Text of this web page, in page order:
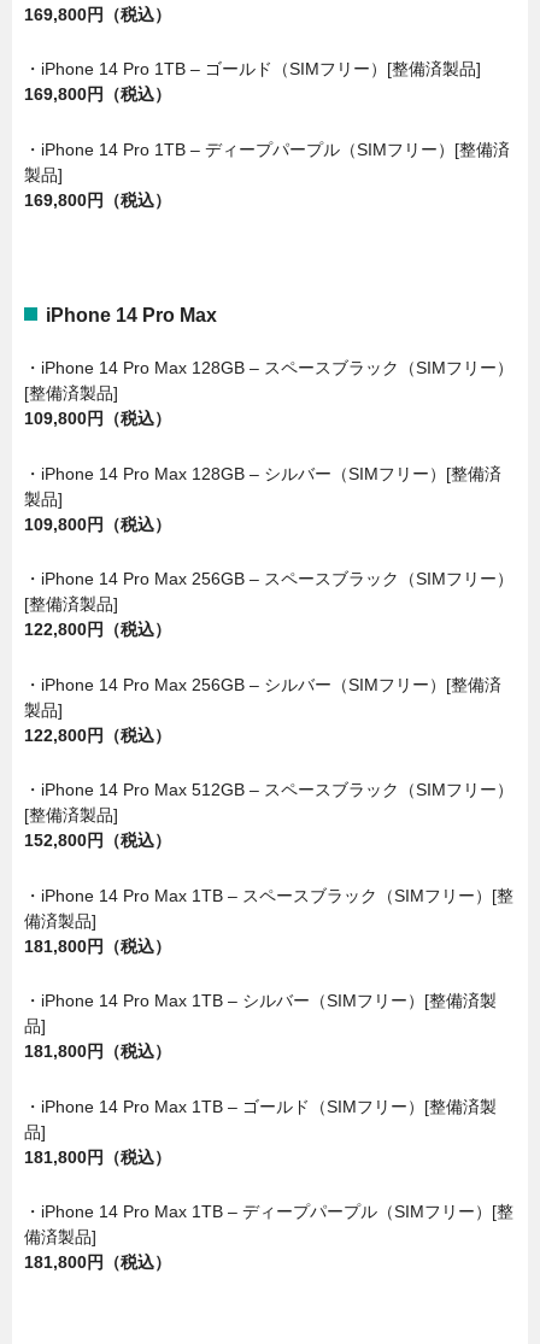
169,800円（税込）
・iPhone 14 Pro 1TB – ゴールド（SIMフリー）[整備済製品]
169,800円（税込）
・iPhone 14 Pro 1TB – ディープパープル（SIMフリー）[整備済
製品]
169,800円（税込）
iPhone 14 Pro Max
・iPhone 14 Pro Max 128GB – スペースブラック（SIMフリー）
[整備済製品]
109,800円（税込）
・iPhone 14 Pro Max 128GB – シルバー（SIMフリー）[整備済
製品]
109,800円（税込）
・iPhone 14 Pro Max 256GB – スペースブラック（SIMフリー）
[整備済製品]
122,800円（税込）
・iPhone 14 Pro Max 256GB – シルバー（SIMフリー）[整備済
製品]
122,800円（税込）
・iPhone 14 Pro Max 512GB – スペースブラック（SIMフリー）
[整備済製品]
152,800円（税込）
・iPhone 14 Pro Max 1TB – スペースブラック（SIMフリー）[整
備済製品]
181,800円（税込）
・iPhone 14 Pro Max 1TB – シルバー（SIMフリー）[整備済製
品]
181,800円（税込）
・iPhone 14 Pro Max 1TB – ゴールド（SIMフリー）[整備済製
品]
181,800円（税込）
・iPhone 14 Pro Max 1TB – ディープパープル（SIMフリー）[整
備済製品]
181,800円（税込）